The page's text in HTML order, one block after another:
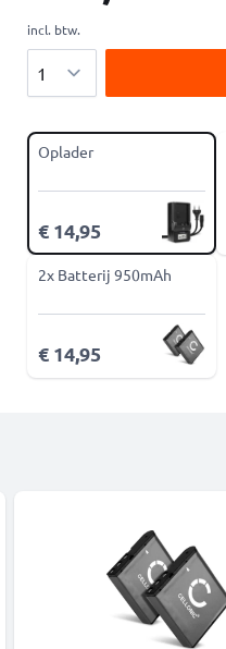
incl. btw.
Oplader
€ 14,95
2x Batterij 950mAh
€ 14,95